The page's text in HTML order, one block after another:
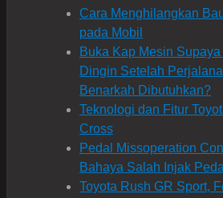
Cara Menghilangkan
pada Mobil
Buka Kap Mesin
Dingin Setelah
Benarkah Dibutuhkan?
Teknologi dan Fitur
Cross
Pedal Missoperation
Bahaya Salah Injak
Toyota Rush GR Sport,